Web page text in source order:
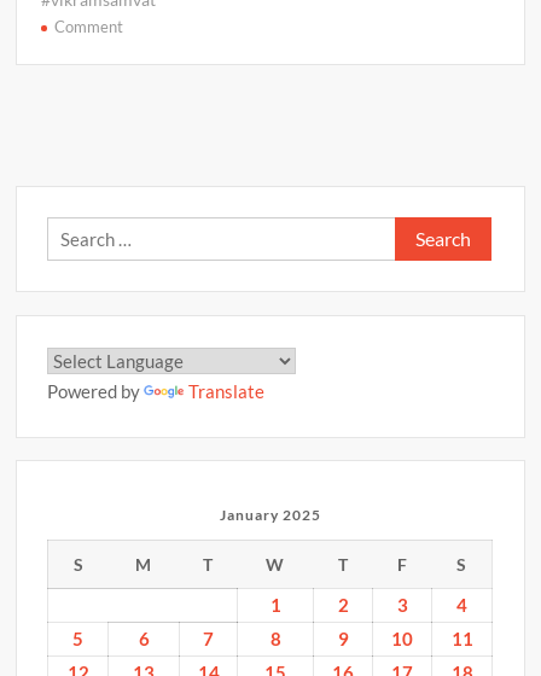
s
A
o Li
Commenton
जनवरी
Search
for:
Powered by Translate
January 2025
S M T W T F S
1 2 3
4
5
6 7 8 9 10
11